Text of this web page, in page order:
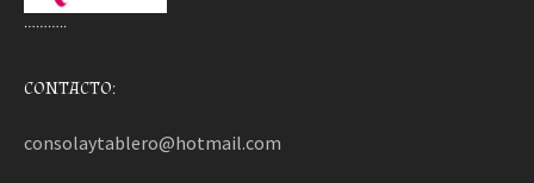
………..
CONTACTO:
consolaytablero@hotmail.com